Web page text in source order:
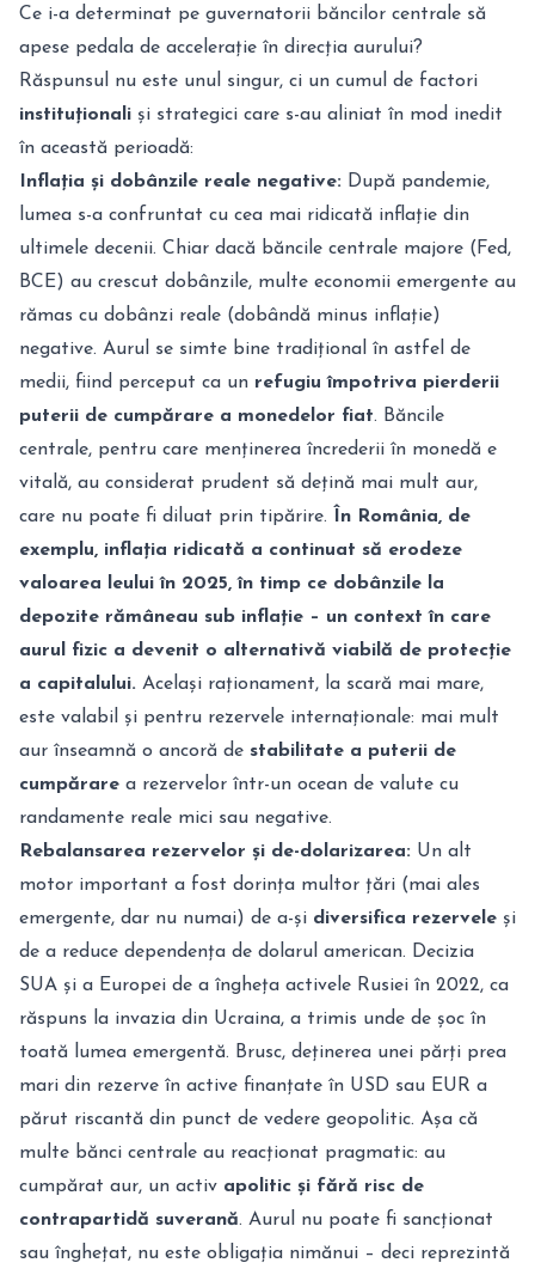
Ce i-a determinat pe guvernatorii băncilor centrale să
apese pedala de accelerație în direcția aurului?
Răspunsul nu este unul singur, ci un cumul de factori
instituționali și strategici care s-au aliniat în mod inedit
în această perioadă:
Inflația și dobânzile reale negative: După pandemie,
lumea s-a confruntat cu cea mai ridicată inflație din
ultimele decenii. Chiar dacă băncile centrale majore (Fed,
BCE) au crescut dobânzile, multe economii emergente au
rămas cu dobânzi reale (dobândă minus inflație)
negative. Aurul se simte bine tradițional în astfel de
medii, fiind perceput ca un refugiu împotriva pierderii
puterii de cumpărare a monedelor fiat. Băncile
centrale, pentru care menținerea încrederii în monedă e
vitală, au considerat prudent să dețină mai mult aur,
care nu poate fi diluat prin tipărire. În România, de
exemplu, inflația ridicată a continuat să erodeze
valoarea leului în 2025, în timp ce dobânzile la
depozite rămâneau sub inflație – un context în care
aurul fizic a devenit o alternativă viabilă de protecție
a capitalului. Același raționament, la scară mai mare,
este valabil și pentru rezervele internaționale: mai mult
aur înseamnă o ancoră de stabilitate a puterii de
cumpărare a rezervelor într-un ocean de valute cu
randamente reale mici sau negative.
Rebalansarea rezervelor și de-dolarizarea: Un alt
motor important a fost dorința multor țări (mai ales
emergente, dar nu numai) de a-și diversifica rezervele și
de a reduce dependența de dolarul american. Decizia
SUA și a Europei de a îngheța activele Rusiei în 2022, ca
răspuns la invazia din Ucraina, a trimis unde de șoc în
toată lumea emergentă. Brusc, deținerea unei părți prea
mari din rezerve în active finanțate în USD sau EUR a
părut riscantă din punct de vedere geopolitic. Așa că
multe bănci centrale au reacționat pragmatic: au
cumpărat aur, un activ apolitic și fără risc de
contrapartidă suverană. Aurul nu poate fi sancționat
sau înghețat, nu este obligația nimănui – deci reprezintă